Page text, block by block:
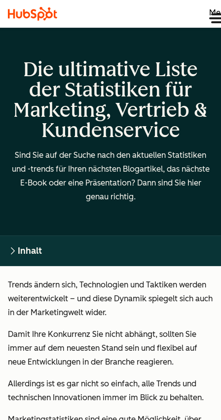
Die ultimative Liste
der Statistiken für
Marketing, Vertrieb &
Kundenservice
Sind Sie auf der Suche nach den aktuellen Statistiken
und -trends für Ihren nächsten Blogartikel, das nächste
E-Book oder eine Präsentation? Dann sind Sie hier
genau richtig.
Inhalt
Trends ändern sich, Technologien und Taktiken werden
weiterentwickelt – und diese Dynamik spiegelt sich auch
in der Marketingwelt wider.
Damit Ihre Konkurrenz Sie nicht abhängt, sollten Sie
immer auf dem neuesten Stand sein und flexibel auf
neue Entwicklungen in der Branche reagieren.
Allerdings ist es gar nicht so einfach, alle Trends und
technischen Innovationen immer im Blick zu behalten.